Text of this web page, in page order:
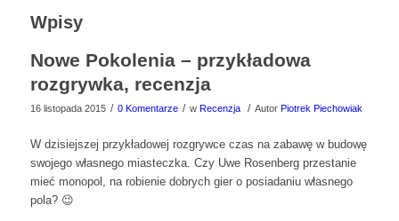
Wpisy
Nowe Pokolenia – przykładowa
rozgrywka, recenzja
16 listopada 2015 / 0 Komentarze / w Recenzja / Autor Piotrek Piechowiak
W dzisiejszej przykładowej rozgrywce czas na zabawę w budowę
swojego własnego miasteczka. Czy Uwe Rosenberg przestanie
mieć monopol, na robienie dobrych gier o posiadaniu własnego
pola? 😉